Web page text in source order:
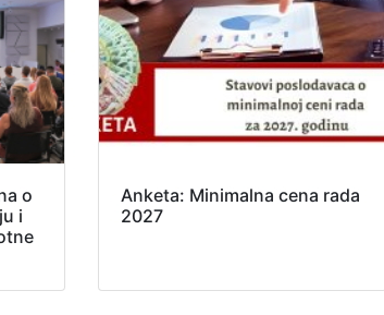
o
i
Anketa: Minimalna cena rada
2027